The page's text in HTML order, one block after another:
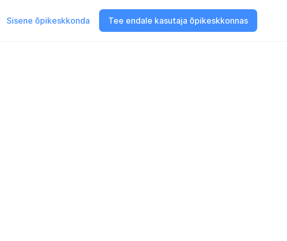
Sisene õpikeskkonda Tee endale kasutaja õpikeskkonnas